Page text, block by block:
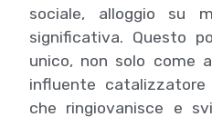
sociale, alloggio su
significativa. Questo
unico, non solo come
influente
che ringiovanisce e